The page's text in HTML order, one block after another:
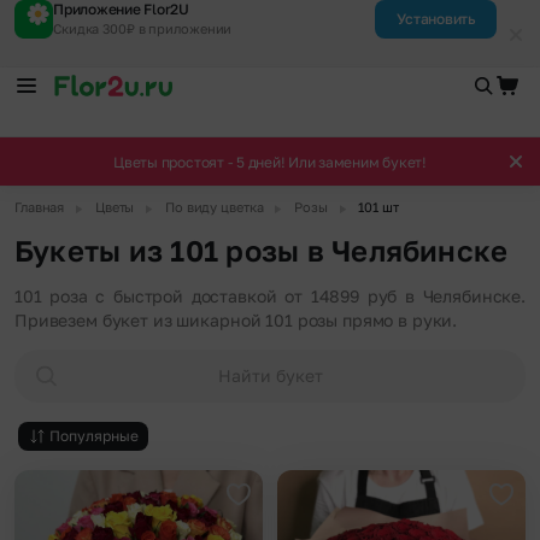
Приложение Flor2U
Скидка 300₽ в приложении
Установить
Цветы простоят - 5 дней! Или заменим букет!
Главная Цветы По виду цветка Розы 101 шт
Букеты из 101 розы в Челябинске
101 роза с быстрой доставкой от 14899 руб в Челябинске.
Привезем букет из шикарной 101 розы прямо в руки.
Найти букет
Популярные
Добавить в избранное